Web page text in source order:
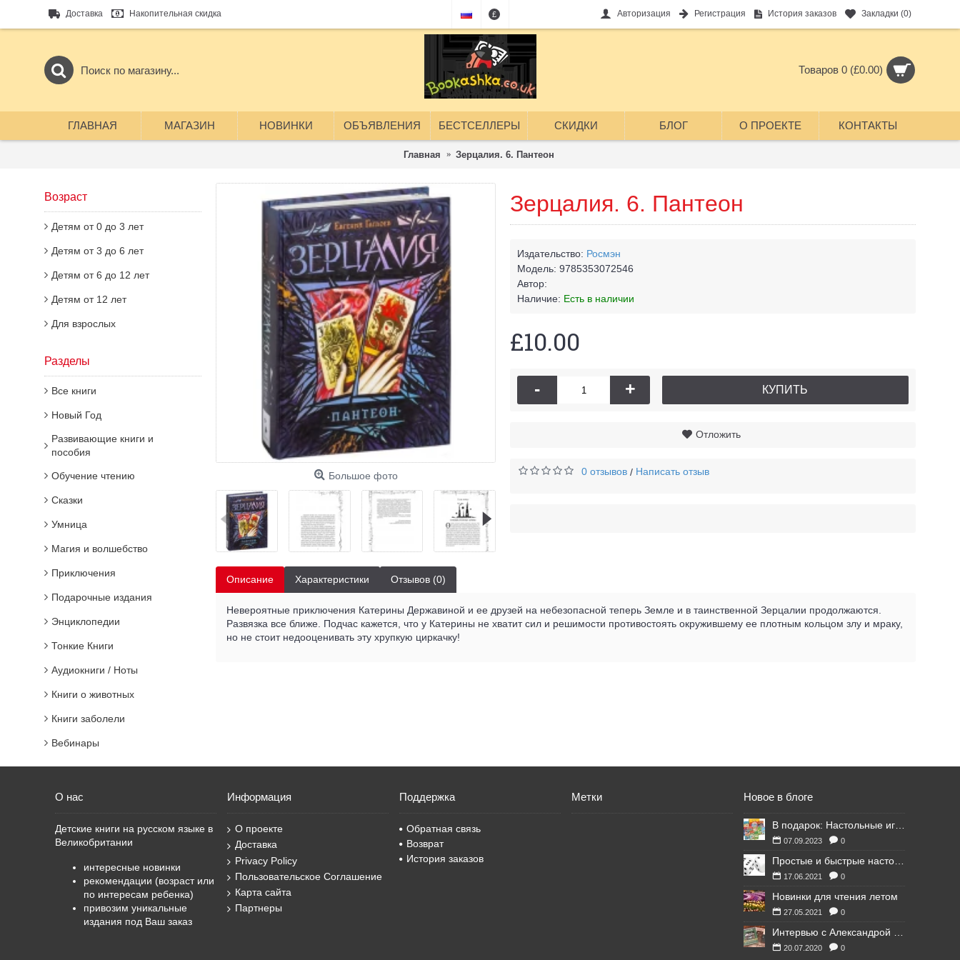
Доставка Накопительная скидка £ Авторизация Регистрация История заказов Закладки (0)
Товаров 0 (£0.00)
ГЛАВНАЯ МАГАЗИН НОВИНКИ ОБЪЯВЛЕНИЯ БЕСТСЕЛЛЕРЫ СКИДКИ БЛОГ О ПРОЕКТЕ КОНТАКТЫ
Главная Зерцалия. 6. Пантеон
Возраст
Детям от 0 до 3 лет
Детям от 3 до 6 лет
Детям от 6 до 12 лет
Детям от 12 лет
Для взрослых
Разделы
Все книги
Новый Год
Развивающие книги и
пособия
Обучение чтению
Сказки
Умница
Магия и волшебство
Приключения
Подарочные издания
Энциклопедии
Тонкие Книги
Аудиокниги / Ноты
Книги о животных
Книги заболели
Вебинары
Большое фото
Зерцалия. 6. Пантеон
Издательство: Росмэн
Модель: 9785353072546
Автор:
Наличие: Есть в наличии
£10.00
- + КУПИТЬ
Отложить
0 отзывов / Написать отзыв
Описание Характеристики Отзывов (0)
Невероятные приключения Катерины Державиной и ее друзей на небезопасной теперь Земле и в таинственной Зерцалии продолжаются.
Развязка все ближе. Подчас кажется, что у Катерины не хватит сил и решимости противостоять окружившему ее плотным кольцом злу и мраку,
но не стоит недооценивать эту хрупкую циркачку!
О нас
Детские книги на русском языке в
Великобритании
интересные новинки
рекомендации (возраст или
по интересам ребенка)
привозим уникальные
издания под Ваш заказ
Информация
О проекте
Доставка
Privacy Policy
Пользовательское Соглашение
Карта сайта
Партнеры
Поддержка
Обратная связь
Возврат
История заказов
Метки Новое в блоге
07.09.2023 0
17.06.2021 0
Новинки для чтения летом
27.05.2021 0
20.07.2020 0